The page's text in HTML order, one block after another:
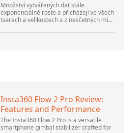
Množství vytvářených dat stále
exponenciálně roste a přicházejí ve všech
tvarech a velikostech a z nesčetných míst.
nestrukturovaný a je to gen...
Insta360 Flow 2 Pro Review:
Features and Performance
The Insta360 Flow 2 Pro is a versatile
smartphone gimbal stabilizer crafted for